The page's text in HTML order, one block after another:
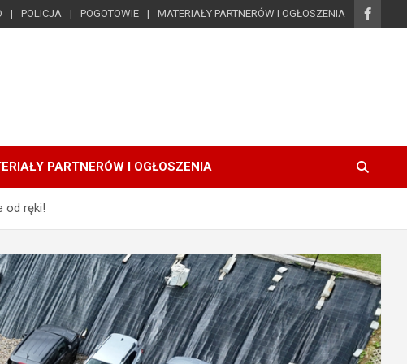
POLICJA POGOTOWIE MATERIAŁY PARTNERÓW I OGŁOSZENIA
PARTNERÓW I OGŁOSZENIA
od ręki!